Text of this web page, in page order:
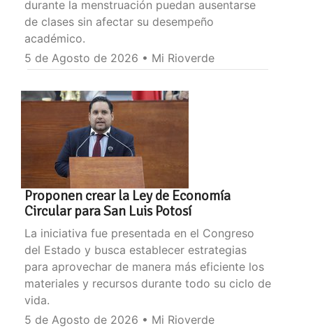
durante la menstruación puedan ausentarse
de clases sin afectar su desempeño
académico.
5 de Agosto de 2026 • Mi Rioverde
Proponen crear la Ley de Economía
Circular para San Luis Potosí
La iniciativa fue presentada en el Congreso
del Estado y busca establecer estrategias
para aprovechar de manera más eficiente los
materiales y recursos durante todo su ciclo de
vida.
5 de Agosto de 2026 • Mi Rioverde